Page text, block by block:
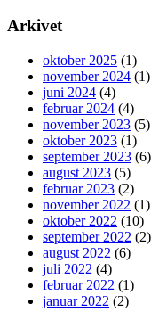
Arkivet
oktober 2025 (1)
november 2024 (1)
juni 2024 (4)
februar 2024 (4)
november 2023 (5)
oktober 2023 (1)
september 2023 (6)
august 2023 (5)
februar 2023 (2)
november 2022 (1)
oktober 2022 (10)
september 2022 (2)
august 2022 (6)
juli 2022 (4)
februar 2022 (1)
januar 2022 (2)